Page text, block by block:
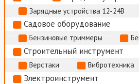
Зарядные устройства 12-24В
Садовое оборудование
Бензиновые триммеры
Строительный инструмент
Верстаки Вибротехника
Электроинструмент